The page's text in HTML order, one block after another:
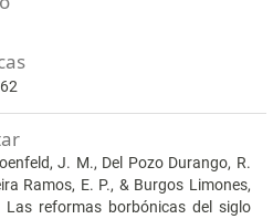
J. M., Del Pozo Durango, R.
Ramos, E. P., & Burgos Limones,
reformas borbónicas del siglo